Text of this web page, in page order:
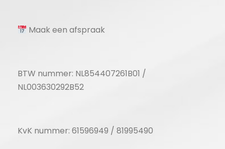
Maak een afspraak
BTW nummer: NL854407261B01 /
NL003630292B52
KvK nummer: 61596949 / 81995490